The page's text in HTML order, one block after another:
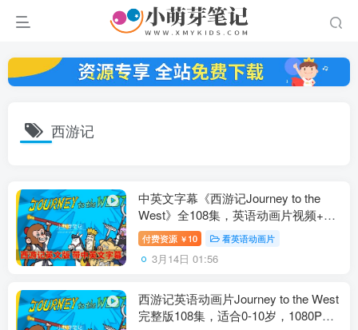
西游记
中英文字幕《西游记Journey to the
West》全108集，英语动画片视频+音
频+绘本，百度云网盘下载！
付费资源 ￥ 10 看英语动画片
3月14日 01:56
西游记英语动画片Journey to the West
完整版108集，适合0-10岁，1080P高